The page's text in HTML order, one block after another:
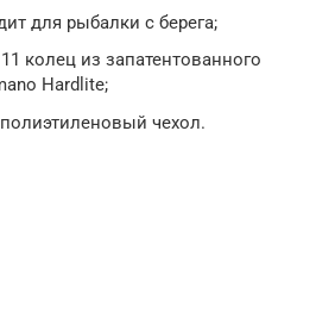
для рыбалки с берега;
колец из запатентованного
Hardlite;
чехол.